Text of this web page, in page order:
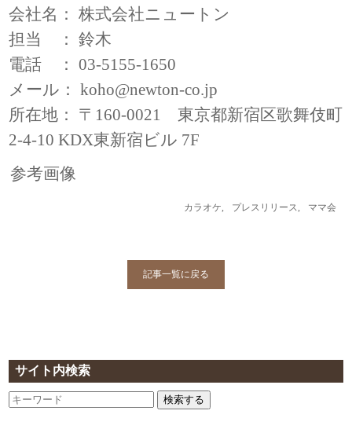
サイト内検索
検索する
会社名： 株式会社ニュートン
担当 ： 鈴木
電話 ： 03-5155-1650
メール：koho@newton-co.jp
所在地： 〒160-0021 東京都新宿区歌舞伎町
2-4-10 KDX東新宿ビル 7F
参考画像
カラオケ プレスリリース ママ会
記事一覧に戻る